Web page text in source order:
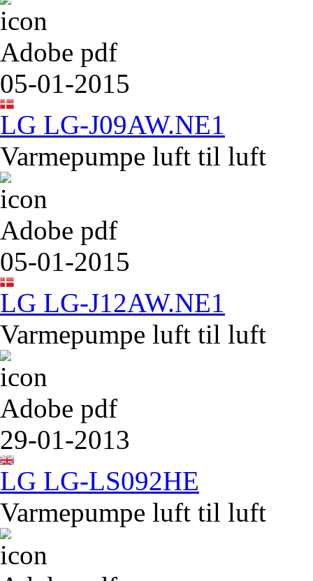
Adobe pdf
05-01-2015
LG LG-J09AW.NE1
Varmepumpe luft til luft
Adobe pdf
05-01-2015
LG LG-J12AW.NE1
Varmepumpe luft til luft
Adobe pdf
29-01-2013
LG LG-LS092HE
Varmepumpe luft til luft